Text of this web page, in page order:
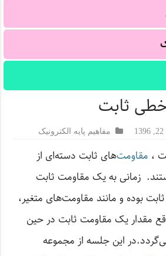
ثابت
مفاهیم پایه الکترونیک
، مقاومت‌های ثابت دسته‌ای از
زمانی‌ به یک مقاومت ثابت
بوده و مانند مقاومت‌های متغیر،
مقدار یک مقاومت ثابت در حین
این جلسه از مجموعه